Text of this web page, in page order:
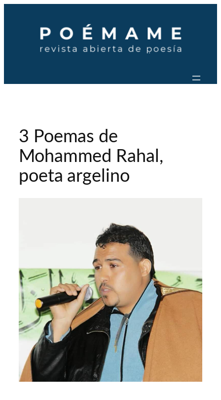
contenido
3 Poemas de
Mohammed Rahal,
poeta argelino